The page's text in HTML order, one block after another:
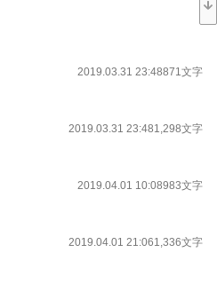
2019.03.31 23:48871文字
2019.03.31 23:481,298文字
2019.04.01 10:08983文字
2019.04.01 21:061,336文字